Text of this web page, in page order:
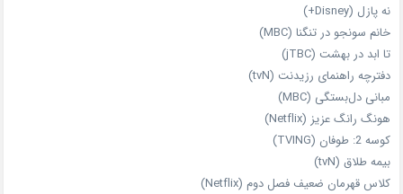
نه پازل (Disney+)
خانم سونجو در تنگنا (MBC)
تا ابد در بهشت (jTBC)
دفترچه راهنمای رزیدنت (tvN)
مبانی دل‌بستگی (MBC)
هونگ رانگ عزیز (Netflix)
کوسه 2: طوفان (TVING)
بیمه طلاق (tvN)
کلاس قهرمان ضعیف فصل دوم (Netflix)